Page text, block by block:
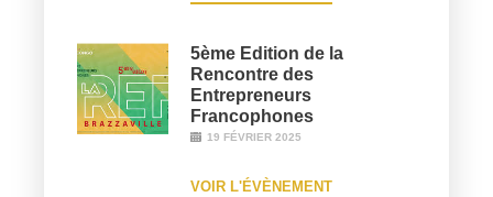
5ème Edition de la
Rencontre des
Entrepreneurs
Francophones
19 FÉVRIER 2025
VOIR L'ÉVÈNEMENT